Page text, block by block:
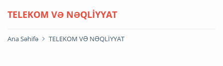
TELEKOM VƏ NƏQLİYYAT
Ana Səhifə TELEKOM VƏ NƏQLİYYAT